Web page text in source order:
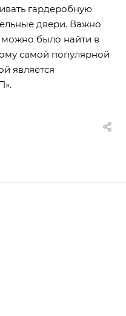
гардеробную
двери. Важно
можно было найти в
самой популярной
является